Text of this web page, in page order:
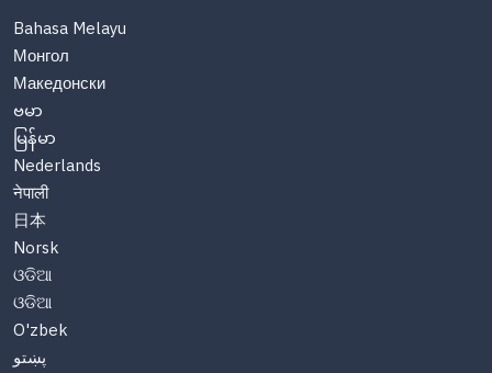
Bahasa Melayu
Монгол
Македонски
ဗမာ
မြန်မာ
Nederlands
नेपाली
日本
Norsk
ଓଡିଆ
ଓଡିଆ
O'zbek
پښتو